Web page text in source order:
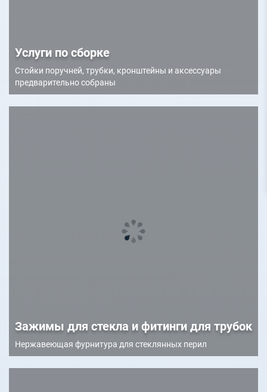
Услуги по сборке
Стойки поручней, трубки, кронштейны и аксессуары
предварительно собраны
Зажимы для стекла и фитинги для трубок
Нержавеющая фурнитура для стеклянных перил